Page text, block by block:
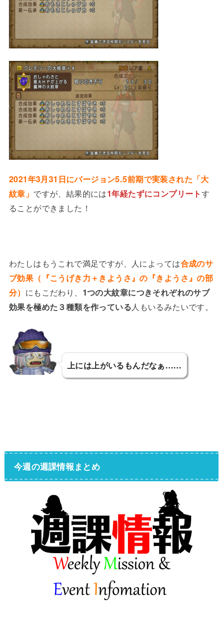
2021年3月31日にバージョン5.5前期で実装された「大
紋章」 ですが、結果的には1年経たずにコンプリートす
ることができました！
わたしはもうこれで満足ですが、人によっては合成のサ
ブ効果（『こうげき力＋きようさ』の『きようさ』の部
分） にもこだわり、 1つの大紋章につきそれぞれのサブ
効果を極めた３種類を作っている人もいるみたいです。
上には上がいるもんだなぁ……
今週の週課情報まとめ